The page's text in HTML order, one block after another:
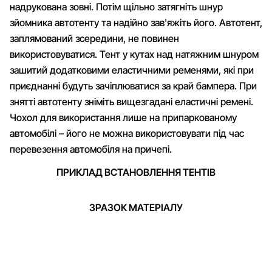
надрукована зовні. Потім щільно затягніть шнур
зйомника автотенту та надійно зав'яжіть його. Автотент,
заплямований зсередини, не повинен
використовуватися. Тент у кутах над натяжним шнуром
зашитий додатковими еластичними ременями, які при
приєднанні будуть зачіплюватися за край бампера. При
знятті автотенту зніміть вищезгадані еластичні ремені.
Чохол для використання лише на припаркованому
автомобілі – його не можна використовувати під час
перевезення автомобіля на причепі.
ПРИКЛАД ВСТАНОВЛЕННЯ ТЕНТІВ
ЗРАЗОК МАТЕРІАЛУ